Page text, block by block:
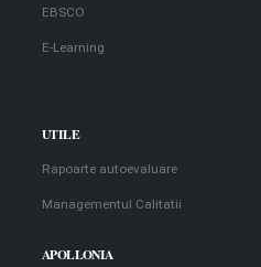
EBSCO
E-Learning
UTILE
Rapoarte autoevaluare
Managementul Calitatii
APOLLONIA